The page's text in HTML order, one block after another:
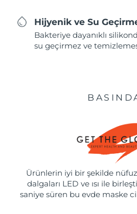
Hijyenik ve Su
Bakteriye dayanıklı
su geçirmez ve
Ürünlerin iyi bir şekilde
dalgaları LED ve ısı ile
saniye süren bu evde maske